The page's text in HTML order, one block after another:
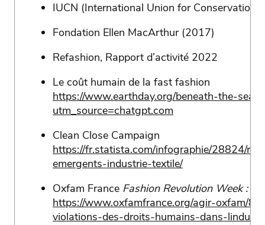
IUCN (International Union for Conservation
Fondation Ellen MacArthur (2017)
Refashion, Rapport d’activité 2022
Le coût humain de la fast fashion
https://www.earthday.org/beneath-the-
utm_source=chatgpt.com
Clean Close Campaign
https://fr.statista.com/infographie/28824/
emergents-industrie-textile/
Oxfam France Fashion Revolution Week :
https://www.oxfamfrance.org/agir-oxfam/
violations-des-droits-humains-dans-